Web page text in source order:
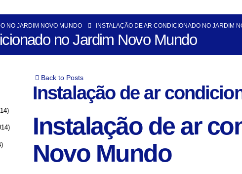
NO JARDIM NOVO MUNDO INSTALAÇÃO DE AR CONDICIONADO NO JARDIM
no Jardim Novo Mundo
Back to Posts
Instalação de ar
Instalação de ar
Novo Mundo